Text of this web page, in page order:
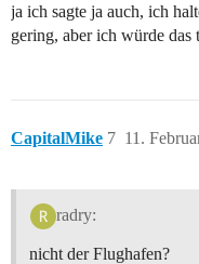
ja ich sagte ja auch, ich
gering, aber ich würde das
CapitalMike 11.
7
radry:
nicht der Flughafen?